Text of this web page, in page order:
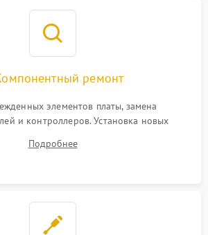
ремонт
элементов платы, замена
и контроллеров. Установка новых
механизма затвора или двигателя
геометрии тубуса объектива
Подробнее